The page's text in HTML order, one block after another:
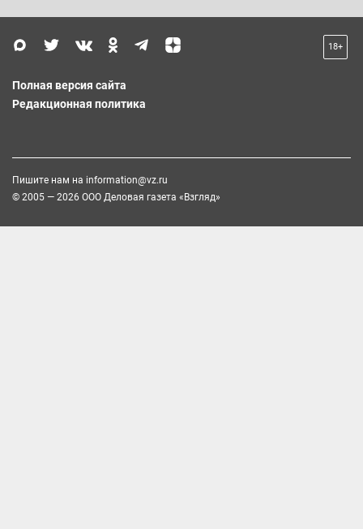
18+
Полная версия сайта
Редакционная политика
Пишите нам на information@vz.ru
© 2005 — 2026 ООО Деловая газета «Взгляд»